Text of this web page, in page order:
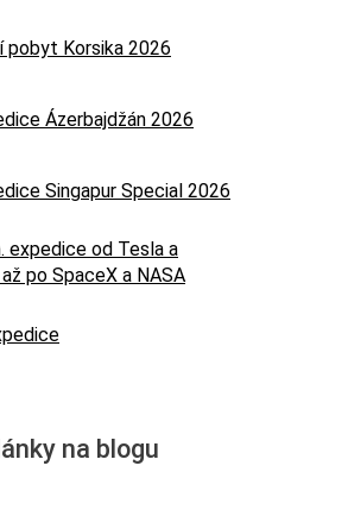
pobyt Korsika 2026
Ázerbajdžán 2026
Singapur Special 2026
expedice od Tesla a
po SpaceX a NASA
na blogu